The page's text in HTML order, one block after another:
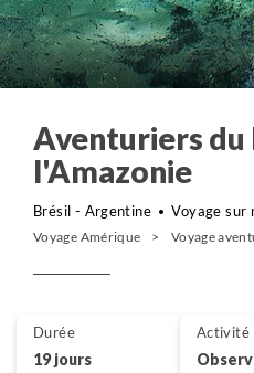
Aventuriers du
l'Amazonie
Brésil - Argentine Voyage sur
Voyage Amérique Voyage
Durée
19 jours
Activité